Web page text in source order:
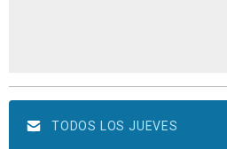
TODOS LOS JUEVES